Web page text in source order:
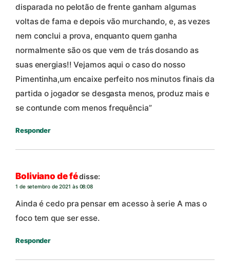
disparada no pelotão de frente ganham algumas
voltas de fama e depois vão murchando, e, as vezes
nem conclui a prova, enquanto quem ganha
normalmente são os que vem de trás dosando as
suas energias!! Vejamos aqui o caso do nosso
Pimentinha,um encaixe perfeito nos minutos finais da
partida o jogador se desgasta menos, produz mais e
se contunde com menos frequência”
Responder
Boliviano de fédisse:
1 de setembro de 2021 às 08:08
Ainda é cedo pra pensar em acesso à serie A mas o
foco tem que ser esse.
Responder